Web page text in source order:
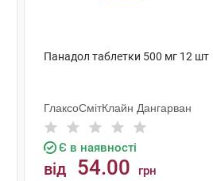
Панадол таблетки 500 мг 12 шт
ГлаксоСмітКлайн Дангарван
Є в наявності
від 54.00 грн